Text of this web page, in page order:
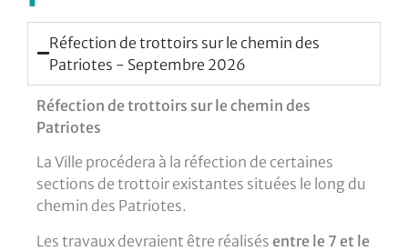
Réfection de trottoirs sur le chemin des
Patriotes - Septembre 2026
Réfection de trottoirs sur le chemin des
Patriotes
La Ville procédera à la réfection de certaines
sections de trottoir existantes situées le long du
chemin des Patriotes.
Les travaux devraient être réalisés entre le 7 et le